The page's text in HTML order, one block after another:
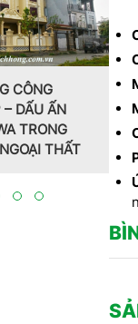
trí nội thất theo
Pháp do CT CP
Hawa thiết kế,